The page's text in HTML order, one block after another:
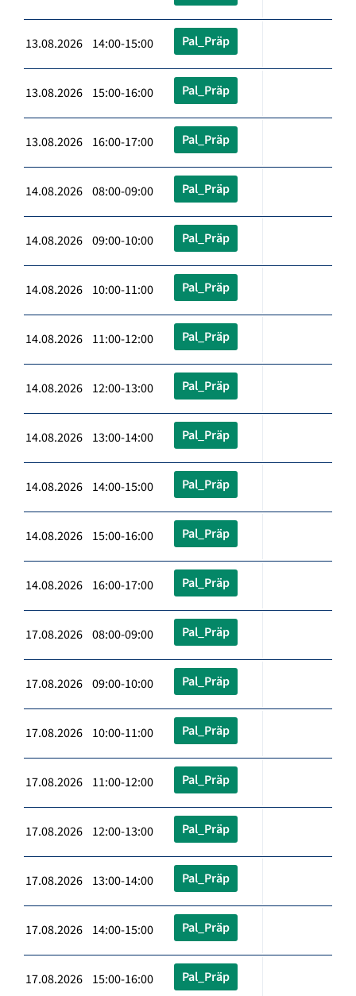
13.08.2026 14:00-15:00 Pal_Präp
13.08.2026 15:00-16:00 Pal_Präp
13.08.2026 16:00-17:00 Pal_Präp
14.08.2026 08:00-09:00 Pal_Präp
14.08.2026 09:00-10:00 Pal_Präp
14.08.2026 10:00-11:00 Pal_Präp
14.08.2026 11:00-12:00 Pal_Präp
14.08.2026 12:00-13:00 Pal_Präp
14.08.2026 13:00-14:00 Pal_Präp
14.08.2026 14:00-15:00 Pal_Präp
14.08.2026 15:00-16:00 Pal_Präp
14.08.2026 16:00-17:00 Pal_Präp
17.08.2026 08:00-09:00 Pal_Präp
17.08.2026 09:00-10:00 Pal_Präp
17.08.2026 10:00-11:00 Pal_Präp
17.08.2026 11:00-12:00 Pal_Präp
17.08.2026 12:00-13:00 Pal_Präp
17.08.2026 13:00-14:00 Pal_Präp
17.08.2026 14:00-15:00 Pal_Präp
17.08.2026 15:00-16:00 Pal_Präp